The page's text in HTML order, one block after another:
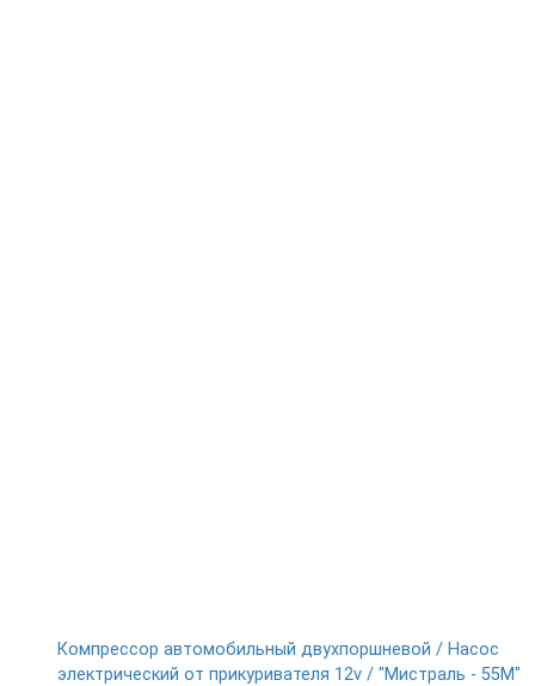
Компрессор автомобильный двухпоршневой / Насос
электрический от прикуривателя 12v / "Мистраль - 55М"